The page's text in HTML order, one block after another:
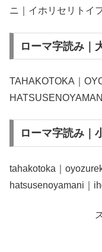
ニ｜イホリセリトイ
ローマ字読み｜
TAHAKOTOKA｜
ローマ字読み｜
tahakotoka｜
hatsusenoyamani｜